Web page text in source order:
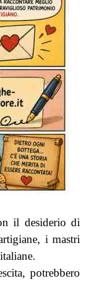
il desiderio di
i mastri
potrebbero